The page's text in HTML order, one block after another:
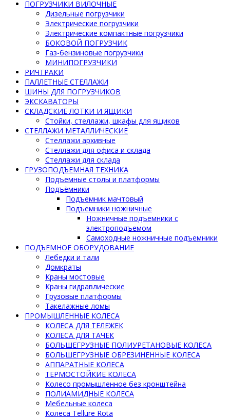
ПОГРУЗЧИКИ ВИЛОЧНЫЕ
Дизельные погрузчики
Электрические погрузчики
Электрические компактные погрузчики
БОКОВОЙ ПОГРУЗЧИК
Газ-бензиновые погрузчики
МИНИПОГРУЗЧИКИ
РИЧТРАКИ
ПАЛЛЕТНЫЕ СТЕЛЛАЖИ
ШИНЫ ДЛЯ ПОГРУЗЧИКОВ
ЭКСКАВАТОРЫ
СКЛАДСКИЕ ЛОТКИ И ЯЩИКИ
Стойки, стеллажи, шкафы для ящиков
СТЕЛЛАЖИ МЕТАЛЛИЧЕСКИЕ
Стеллажи архивные
Стеллажи для офиса и склада
Стеллажи для склада
ГРУЗОПОДЪЕМНАЯ ТЕХНИКА
Подъемные столы и платформы
Подъёмники
Подъемник мачтовый
Подъемники ножничные
Ножничные подъемники с
электроподъемом
Самоходные ножничные подъемники
ПОДЪЕМНОЕ ОБОРУДОВАНИЕ
Лебедки и тали
Домкраты
Краны мостовые
Краны гидравлические
Грузовые платформы
Такелажные ломы
ПРОМЫШЛЕННЫЕ КОЛЕСА
КОЛЕСА ДЛЯ ТЕЛЕЖЕК
КОЛЕСА ДЛЯ ТАЧЕК
БОЛЬШЕГРУЗНЫЕ ПОЛИУРЕТАНОВЫЕ КОЛЕСА
БОЛЬШЕГРУЗНЫЕ ОБРЕЗИНЕННЫЕ КОЛЕСА
АППАРАТНЫЕ КОЛЕСА
ТЕРМОСТОЙКИЕ КОЛЕСА
Колесо промышленное без кронштейна
ПОЛИАМИДНЫЕ КОЛЕСА
Мебельные колеса
Колеса Tellure Rota